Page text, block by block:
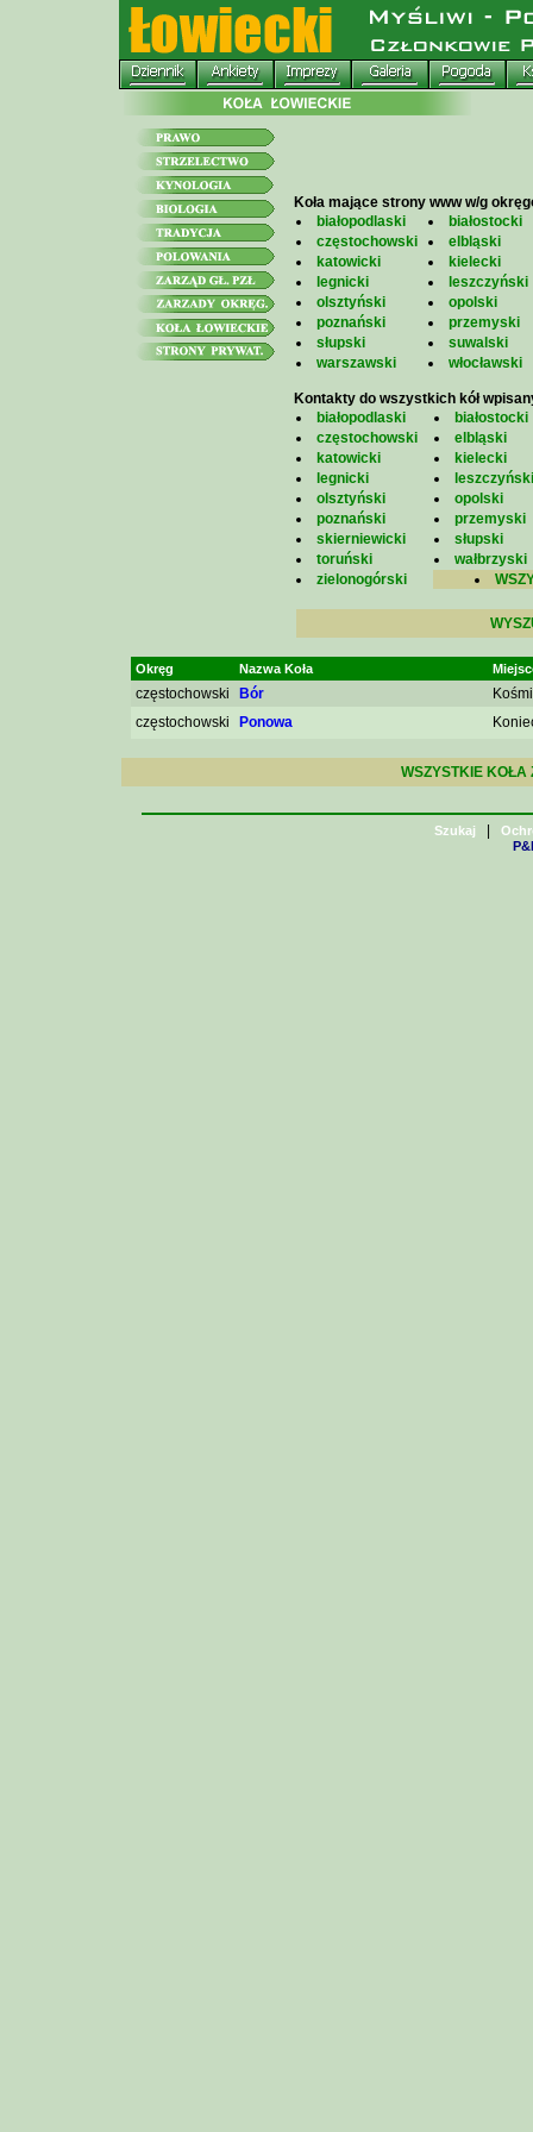
Koła mające strony www w/g
białopodlaski
białostocki
częstochowski
elbląski
katowicki
kielecki
legnicki
leszczyński
olsztyński
opolski
poznański
przemyski
słupski
suwalski
warszawski
włocławski
Kontakty do wszystkich kół
białopodlaski
białostocki
częstochowski
elbląski
katowicki
kielecki
legnicki
leszczyński
olsztyński
opolski
poznański
przemyski
skierniewicki
słupski
toruński
wałbrzyski
zielonogórski
Okręg Nazwa Koła
częstochowski Bór
częstochowski
Ponowa
WSZYSTKIE KOŁA
Szukaj